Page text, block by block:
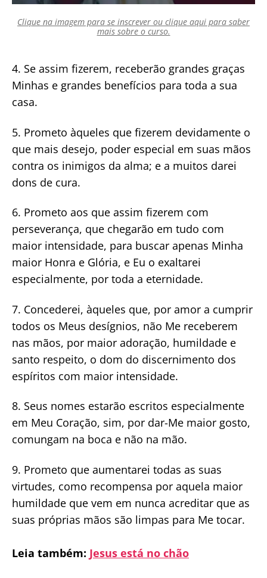
Clique na imagem para se inscrever ou clique aqui para saber
mais sobre o curso.
4. Se assim fizerem, receberão grandes graças
Minhas e grandes benefícios para toda a sua
casa.
5. Prometo àqueles que fizerem devidamente o
que mais desejo, poder especial em suas mãos
contra os inimigos da alma; e a muitos darei
dons de cura.
6. Prometo aos que assim fizerem com
perseverança, que chegarão em tudo com
maior intensidade, para buscar apenas Minha
maior Honra e Glória, e Eu o exaltarei
especialmente, por toda a eternidade.
7. Concederei, àqueles que, por amor a cumprir
todos os Meus desígnios, não Me receberem
nas mãos, por maior adoração, humildade e
santo respeito, o dom do discernimento dos
espíritos com maior intensidade.
8. Seus nomes estarão escritos especialmente
em Meu Coração, sim, por dar-Me maior gosto,
comungam na boca e não na mão.
9. Prometo que aumentarei todas as suas
virtudes, como recompensa por aquela maior
humildade que vem em nunca acreditar que as
suas próprias mãos são limpas para Me tocar.
Leia também: Jesus está no chão